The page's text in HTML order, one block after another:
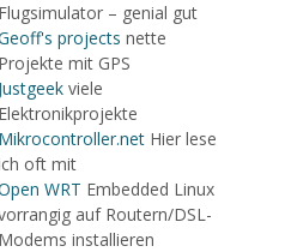
Flugsimulator – genial gut
projects nette
Projekte mit GPS
Justgeekviele
Elektronikprojekte
Mikrocontroller.netHier lese
oft mit
WRT Embedded Linux
auf Routern/DSL-
Modems installieren